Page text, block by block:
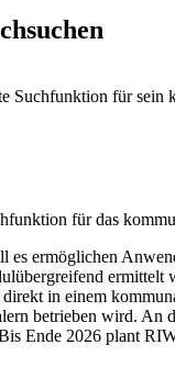
Suchfunktion für sein
für das
ermöglichen
in einem
betrieben wird. An
Ende 2026 plant